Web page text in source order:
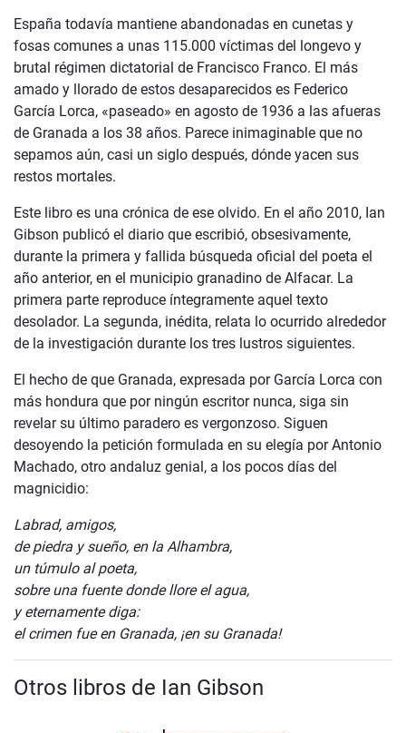
España todavía mantiene abandonadas en cunetas y
fosas comunes a unas 115.000 víctimas del longevo y
brutal régimen dictatorial de Francisco Franco. El más
amado y llorado de estos desaparecidos es Federico
García Lorca, «paseado» en agosto de 1936 a las afueras
de Granada a los 38 años. Parece inimaginable que no
sepamos aún, casi un siglo después, dónde yacen sus
restos mortales.
Este libro es una crónica de ese olvido. En el año 2010, Ian
Gibson publicó el diario que escribió, obsesivamente,
durante la primera y fallida búsqueda oficial del poeta el
año anterior, en el municipio granadino de Alfacar. La
primera parte reproduce íntegramente aquel texto
desolador. La segunda, inédita, relata lo ocurrido alrededor
de la investigación durante los tres lustros siguientes.
El hecho de que Granada, expresada por García Lorca con
más hondura que por ningún escritor nunca, siga sin
revelar su último paradero es vergonzoso. Siguen
desoyendo la petición formulada en su elegía por Antonio
Machado, otro andaluz genial, a los pocos días del
magnicidio:
Labrad, amigos,
de piedra y sueño, en la Alhambra,
un túmulo al poeta,
sobre una fuente donde llore el agua,
y eternamente diga:
el crimen fue en Granada, ¡en su Granada!
Otros libros de Ian Gibson